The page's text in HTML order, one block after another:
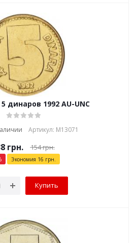
динаров 1992 AU-UNC
Артикул: М13071
грн. 154грн.
Экономия 16 грн.
Купить